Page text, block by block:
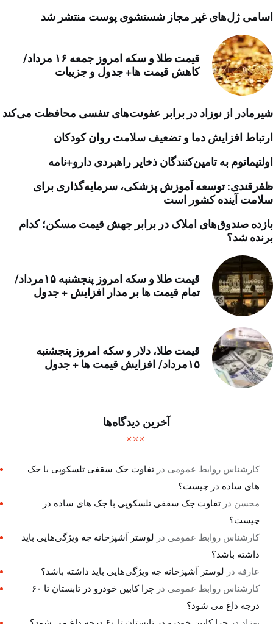
اسامی ژل‌های غیر مجاز شستشوی پوست منتشر شد
قیمت طلا و سکه امروز جمعه ۱۶ مرداد/
کاهش قیمت ها+ جدول و جزییات
شیرمادر از نوزاد در برابر عفونت‌های تنفسی محافظت می‌کند
ارتباط افزایش دما و تضعیف سلامت روان کودکان
اولتیماتوم به تامین‌کنندگان ذخایر راهبردی دارو+نامه
ظفرقندی: توسعه آموزش پزشکی، سرمایه‌گذاری برای
سلامت آینده کشور است
بازده صندوق‌های املاک در برابر جهش قیمت مسکن؛ کدام
برنده شد؟
قیمت طلا و سکه امروز پنجشنبه ۱۵مرداد/
تمام قیمت ها بر مدار افزایش + جدول
قیمت طلا، دلار و سکه امروز پنجشنبه
۱۵مرداد/ افزایش قیمت ها + جدول
آخرین دیدگاه‌ها
کارشناس روابط عمومی درتفاوت جک سقفی تلسکوپی با جک
های ساده در چیست؟
محسن درتفاوت جک سقفی تلسکوپی با جک های ساده در
چیست؟
کارشناس روابط عمومی در لوستر آشپزخانه چه ویژگی‌هایی باید
داشته باشد؟
عارفه در لوستر آشپزخانه چه ویژگی‌هایی باید داشته باشد؟
کارشناس روابط عمومی در
چرا کابین خودرو در تابستان تا ۶۰
درجه داغ می شود؟